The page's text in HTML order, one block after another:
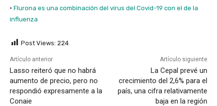
· Flurona es una combinación del virus del Covid-19 con el de la
influenza
Post Views: 224
Artículo anterior
Lasso reiteró que no habrá
aumento de precio, pero no
respondió expresamente a la
Conaie
Artículo siguiente
La Cepal prevé un
crecimiento del 2,6% para el
país, una cifra relativamente
baja en la región